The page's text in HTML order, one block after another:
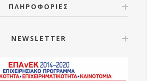
ΠΛΗΡΟΦΟΡΙΕΣ
NEWSLETTER